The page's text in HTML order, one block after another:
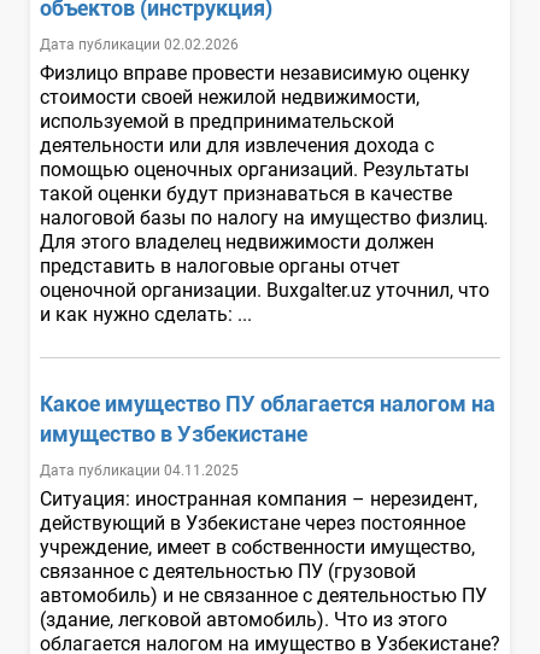
объектов (инструкция)
Дата публикации 02.02.2026
Физлицо вправе провести независимую оценку
стоимости своей нежилой недвижимости,
используемой в предпринимательской
деятельности или для извлечения дохода с
помощью оценочных организаций. Результаты
такой оценки будут признаваться в качестве
налоговой базы по налогу на имущество физлиц.
Для этого владелец недвижимости должен
представить в налоговые органы отчет
оценочной организации. Buxgalter.uz уточнил, что
и как нужно сделать: ...
Какое имущество ПУ облагается налогом на
имущество в Узбекистане
Дата публикации 04.11.2025
Ситуация: иностранная компания – нерезидент,
действующий в Узбекистане через постоянное
учреждение, имеет в собственности имущество,
связанное с деятельностью ПУ (грузовой
автомобиль) и не связанное с деятельностью ПУ
(здание, легковой автомобиль). Что из этого
облагается налогом на имущество в Узбекистане?